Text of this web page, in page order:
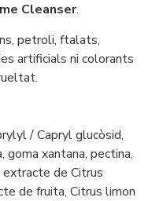
Cleanser.
petroli, ftalats,
artificials ni colorants
/ Capryl glucòsid,
xantana, pectina,
extracte de Citrus
de fruita, Citrus limon